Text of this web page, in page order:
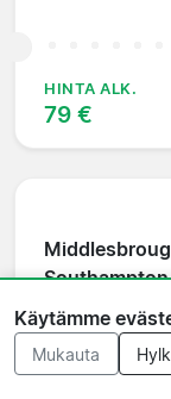
HINTA ALK.
79 €
Southampton
Riverside
Käytämme
Mukauta